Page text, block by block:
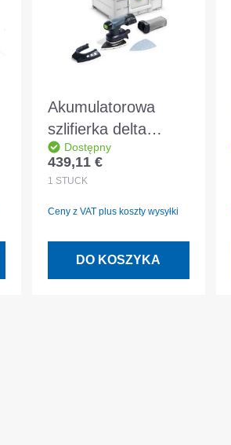
Akumulatorowa
szlifierka delta
Festool DTSC 400-
Basic
Dostępny
Cena regularna:
439,11 €
1 STÜCK
Ceny z VAT plus koszty wysyłki
DO KOSZYKA